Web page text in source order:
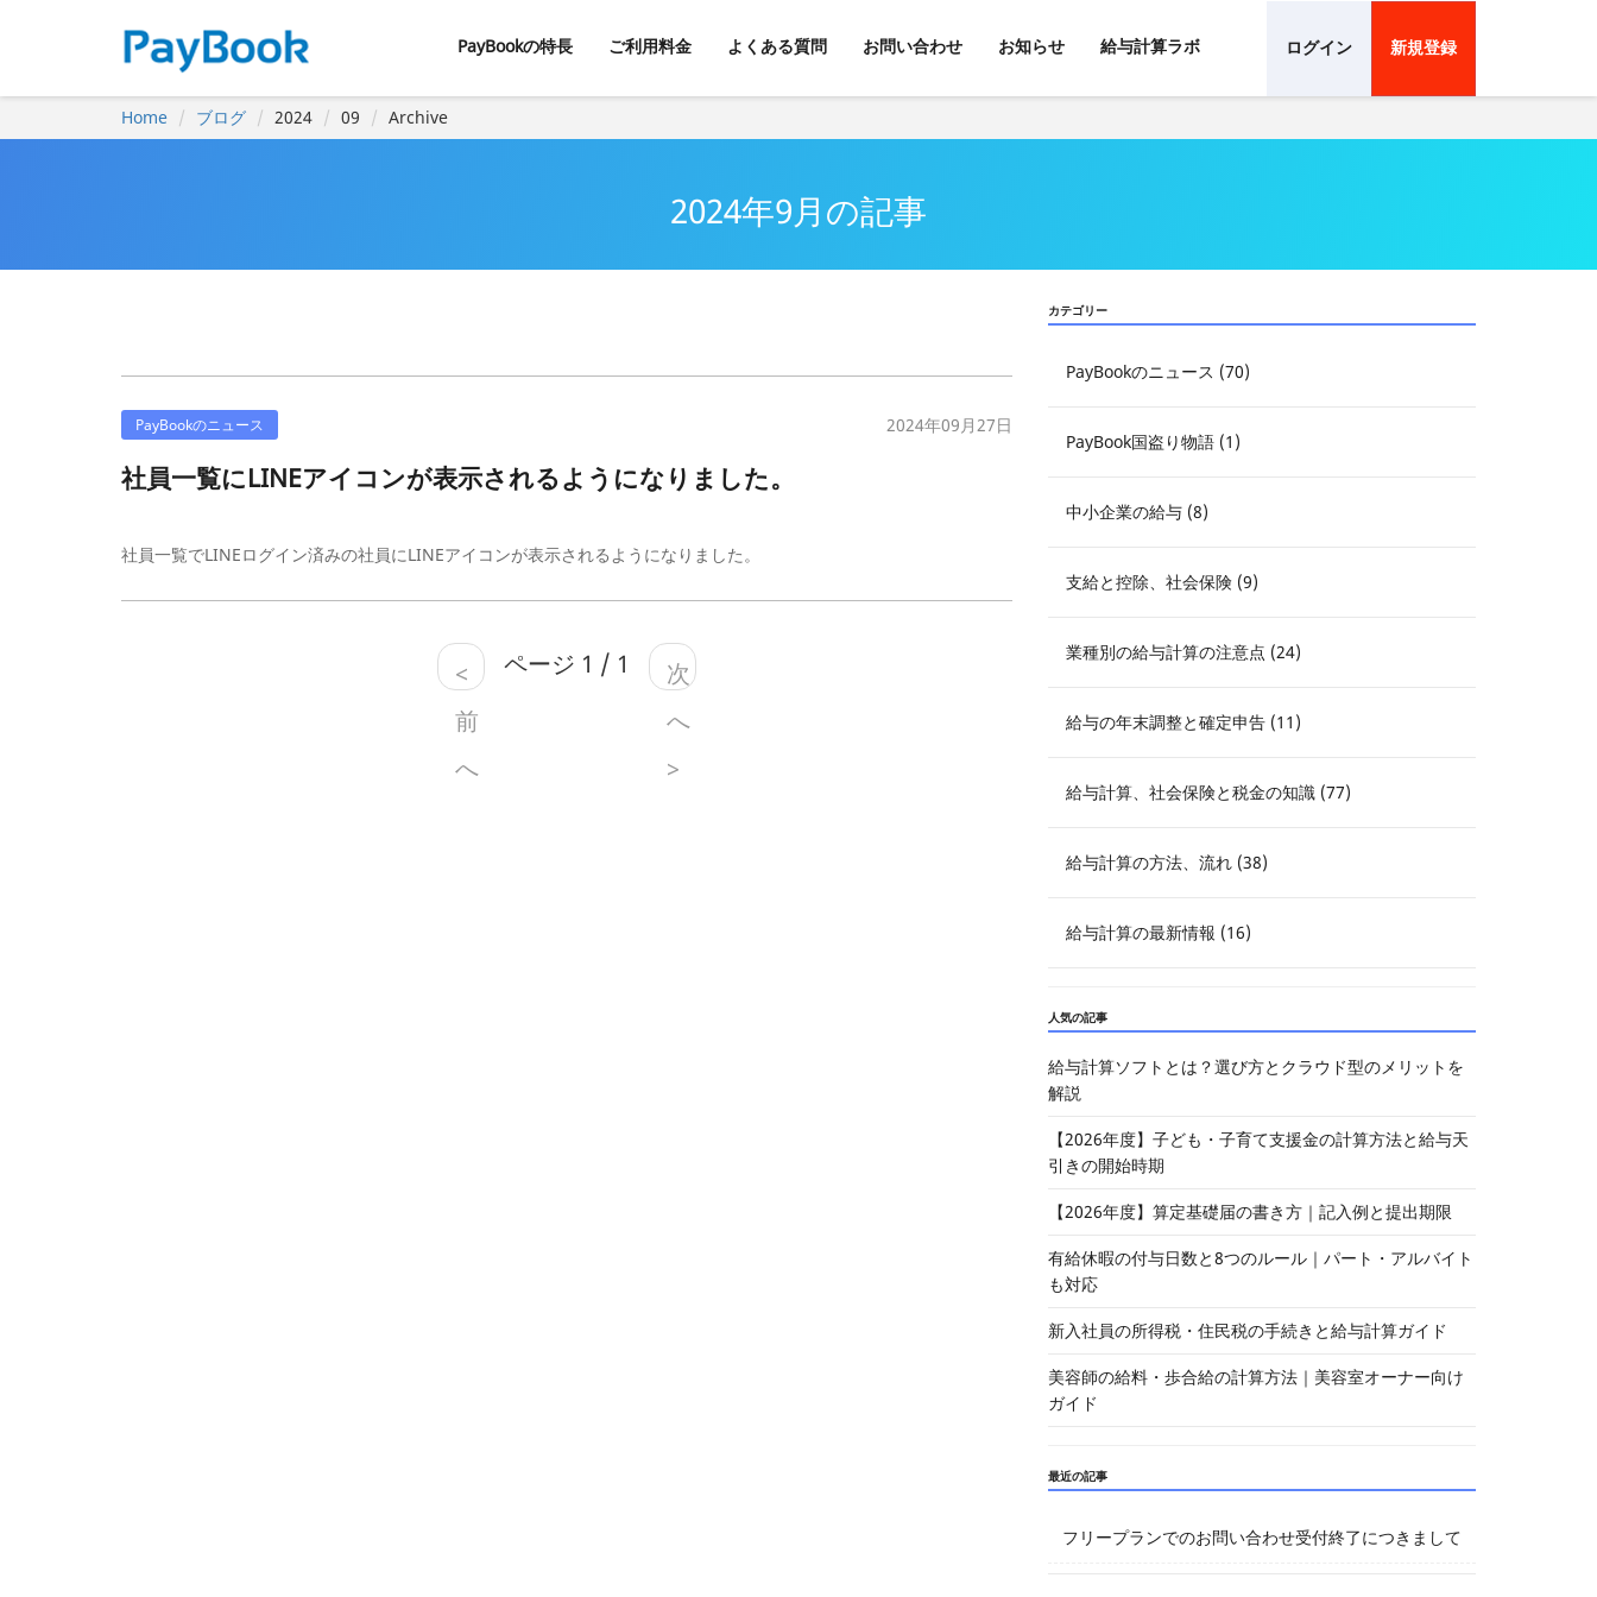
PayBookの特長 ご利用料金 よくある質問 お問い合わせ お知らせ 給与計算ラボ ログイン 新規登録
Home ブログ 2024 09 Archive
2024年9月の記事
PayBookのニュース 2024年09月27日
社員一覧にLINEアイコンが表示されるようになりました。
社員一覧でLINEログイン済みの社員にLINEアイコンが表示されるようになりました。
<
前
へ
ページ 1 / 1
次
へ
>
カテゴリー
PayBookのニュース (70)
PayBook国盗り物語 (1)
中小企業の給与 (8)
支給と控除、社会保険 (9)
業種別の給与計算の注意点 (24)
給与の年末調整と確定申告 (11)
給与計算、社会保険と税金の知識 (77)
給与計算の方法、流れ (38)
給与計算の最新情報 (16)
人気の記事
給与計算ソフトとは？選び方とクラウド型のメリットを
解説
【2026年度】子ども・子育て支援金の計算方法と給与天
引きの開始時期
【2026年度】算定基礎届の書き方｜記入例と提出期限
有給休暇の付与日数と8つのルール｜パート・アルバイト
も対応
新入社員の所得税・住民税の手続きと給与計算ガイド
美容師の給料・歩合給の計算方法｜美容室オーナー向け
ガイド
最近の記事
フリープランでのお問い合わせ受付終了につきまして